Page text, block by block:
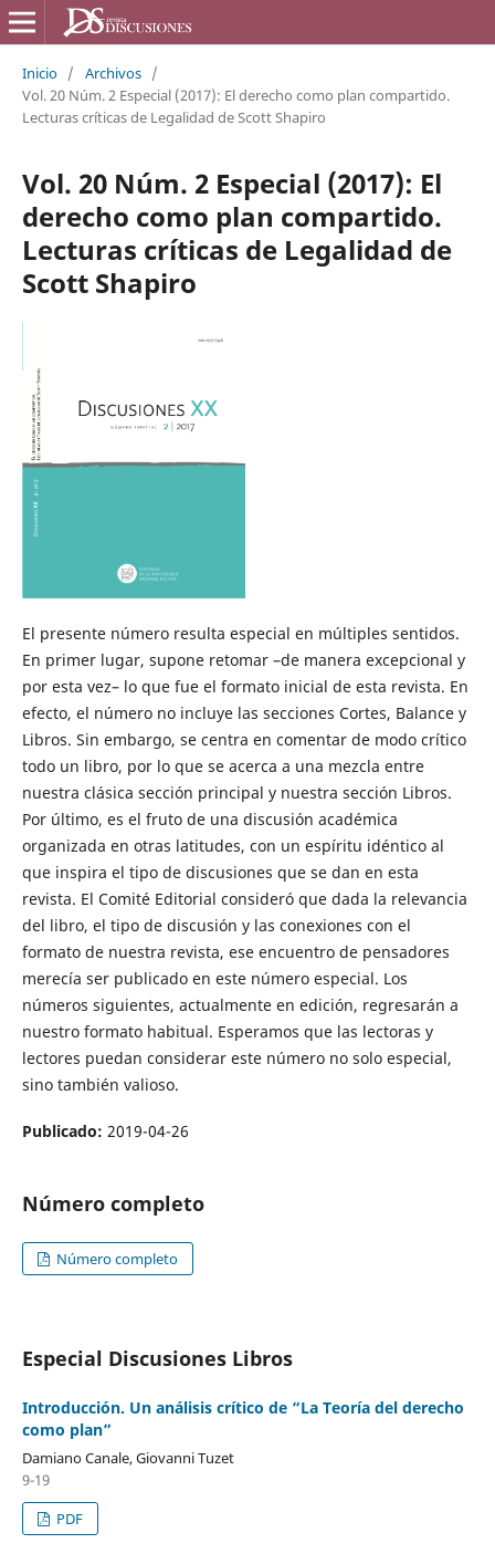
Inicio / Archivos /
Vol. 20 Núm. 2 Especial (2017): El derecho como plan compartido.
Lecturas críticas de Legalidad de Scott Shapiro
Vol. 20 Núm. 2 Especial (2017): El
derecho como plan compartido.
Lecturas críticas de Legalidad de
Scott Shapiro
El presente número resulta especial en múltiples sentidos.
En primer lugar, supone retomar –de manera excepcional y
por esta vez– lo que fue el formato inicial de esta revista. En
efecto, el número no incluye las secciones Cortes, Balance y
Libros. Sin embargo, se centra en comentar de modo crítico
todo un libro, por lo que se acerca a una mezcla entre
nuestra clásica sección principal y nuestra sección Libros.
Por último, es el fruto de una discusión académica
organizada en otras latitudes, con un espíritu idéntico al
que inspira el tipo de discusiones que se dan en esta
revista. El Comité Editorial consideró que dada la relevancia
del libro, el tipo de discusión y las conexiones con el
formato de nuestra revista, ese encuentro de pensadores
merecía ser publicado en este número especial. Los
números siguientes, actualmente en edición, regresarán a
nuestro formato habitual. Esperamos que las lectoras y
lectores puedan considerar este número no solo especial,
sino también valioso.
Publicado: 2019-04-26
Número completo
Número completo
Especial Discusiones Libros
Introducción. Un análisis crítico de “La Teoría del derecho
como plan”
Damiano Canale, Giovanni Tuzet
9-19
PDF